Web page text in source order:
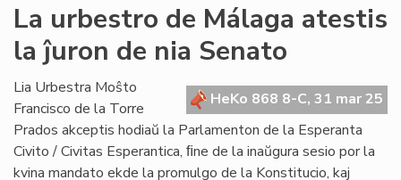
pri
La urbestro de Málaga atestis
la ĵuron de nia Senato
HeKo 868 8-C, 31 mar 25
Lia Urbestra Moŝto
Francisco de la Torre
Prados akceptis hodiaŭ la Parlamenton de la Esperanta
Civito / Civitas Esperantica, ﬁne de la inaŭgura sesio por la
kvina mandato ekde la promulgo de la Konstitucio, kaj